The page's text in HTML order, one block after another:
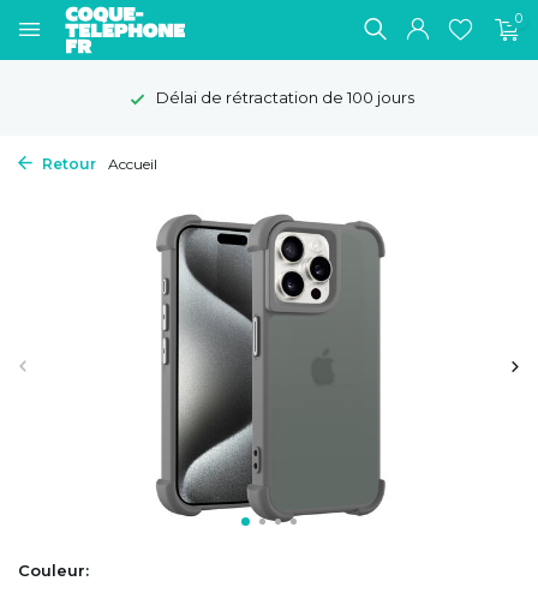
0
Délai de rétractation de 100 jours
Retour Accueil
Couleur: